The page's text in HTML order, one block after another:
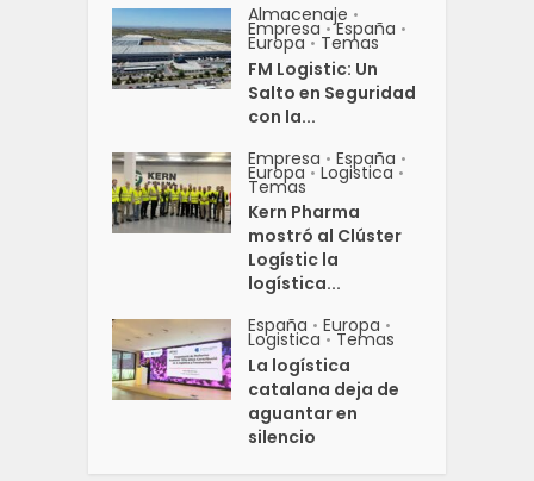
Almacenaje •
Empresa • España •
Europa • Temas
FM Logistic: Un
Salto en Seguridad
con la...
Empresa • España •
Europa • Logistica •
Temas
Kern Pharma
mostró al Clúster
Logístic la
logística...
España • Europa •
Logistica • Temas
La logística
catalana deja de
aguantar en
silencio